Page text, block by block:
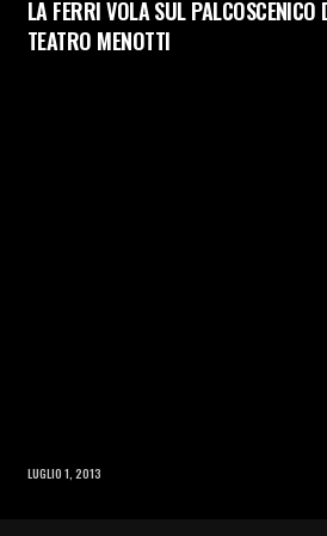
IL ROYAL BALLET TRASMETTERÀ IN
DIRETTA LO SCHIACCIANOCI IN OLTRE
NOVEMBRE 16, 2022